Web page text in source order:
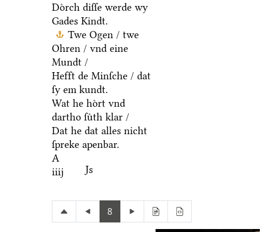
Doͤrch diſſe werde wy
Gades Kindt.
Twe Ogen / twe
Ohren / vnd eine
Mundt /
Hefft de Minſche / dat
ſy em kundt.
Wat he hoͤrt vnd
dartho ſuͤth klar /
Dat he dat alles nicht
ſpreke apenbar.
A
iiij
Js
8